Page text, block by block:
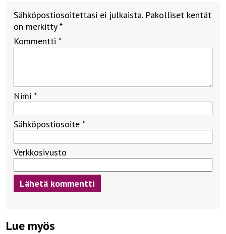
Sähköpostiosoitettasi ei julkaista. Pakolliset kentät
on merkitty*
Kommentti *
Nimi *
Sähköpostiosoite *
Verkkosivusto
Lue myös